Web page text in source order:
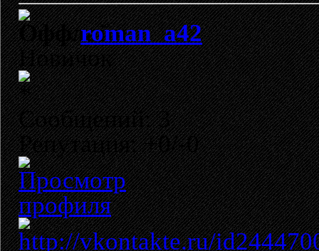
roman_a42
Новичок
Сообщений: 3
Репутация: +0/-0